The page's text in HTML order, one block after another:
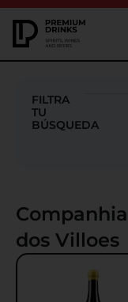
FILTRA
TU
BÚSQUEDA
dos Villoes